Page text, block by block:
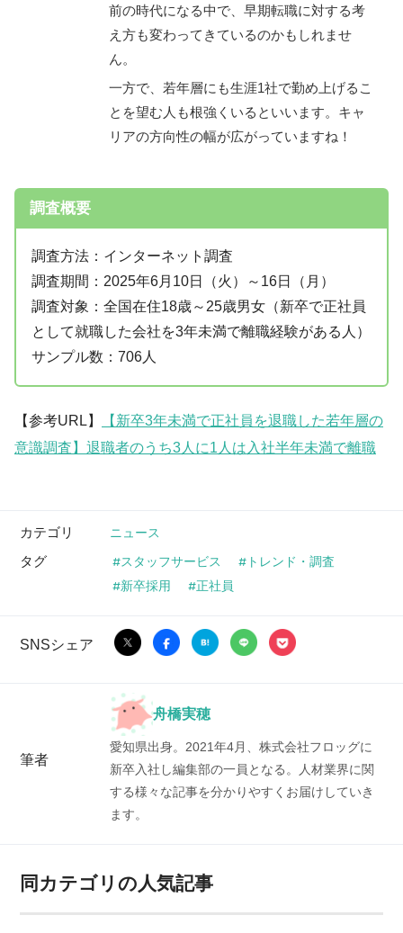
前の時代になる中で、早期転職に対する考
え方も変わってきているのかもしれませ
ん。
一方で、若年層にも生涯1社で勤め上げるこ
とを望む人も根強くいるといいます。キャ
リアの方向性の幅が広がっていますね！
調査概要
調査方法：インターネット調査
調査期間：2025年6月10日（火）～16日（月）
調査対象：全国在住18歳～25歳男女（新卒で正社員
として就職した会社を3年未満で離職経験がある人）
サンプル数：706人
【参考URL】
【新卒3年未満で正社員を退職した若年層の
意識調査】退職者のうち3人に1人は入社半年未満で離職
カテゴリ ニュース
タグ スタッフサービス
トレンド・調査
新卒採用
正社員
SNSシェア
筆者
舟橋実穂
愛知県出身。2021年4月、株式会社フロッグに
新卒入社し編集部の一員となる。人材業界に関
する様々な記事を分かりやすくお届けしていき
ます。
同カテゴリの人気記事